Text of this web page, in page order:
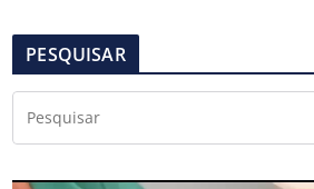
PESQUISAR